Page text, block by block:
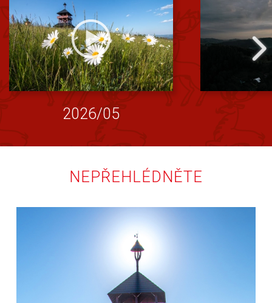
2026/05
NEPŘEHLÉDNĚTE